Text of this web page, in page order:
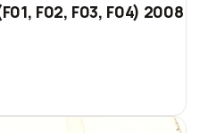
F02, F03, F04) 2008